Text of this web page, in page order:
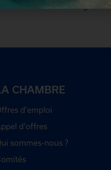
des délégués
CHAMBRE
d'emploi
d'offres
sommes-nous ?